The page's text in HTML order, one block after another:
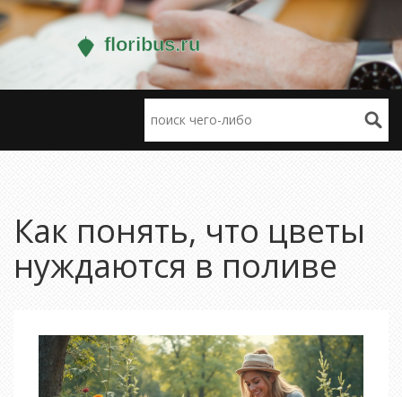
Как понять, что цветы
нуждаются в поливе